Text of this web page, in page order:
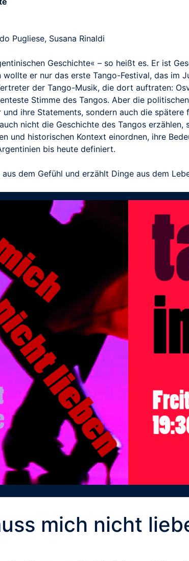
Pugliese, Susana Rinaldi
Geschichte« – so heißt es. Er ist
er nur das erste Tango-Festival, das im
der Tango-Musik, die dort auftraten:
Stimme des Tangos. Aber die
ihre Statements, sondern auch die spätere
nicht die Geschichte des Tangos erzählen,
und historischen Kontext einordnen, ihre
bis heute definiert.
dem Gefühl und erzählt Dinge aus dem
mich nicht